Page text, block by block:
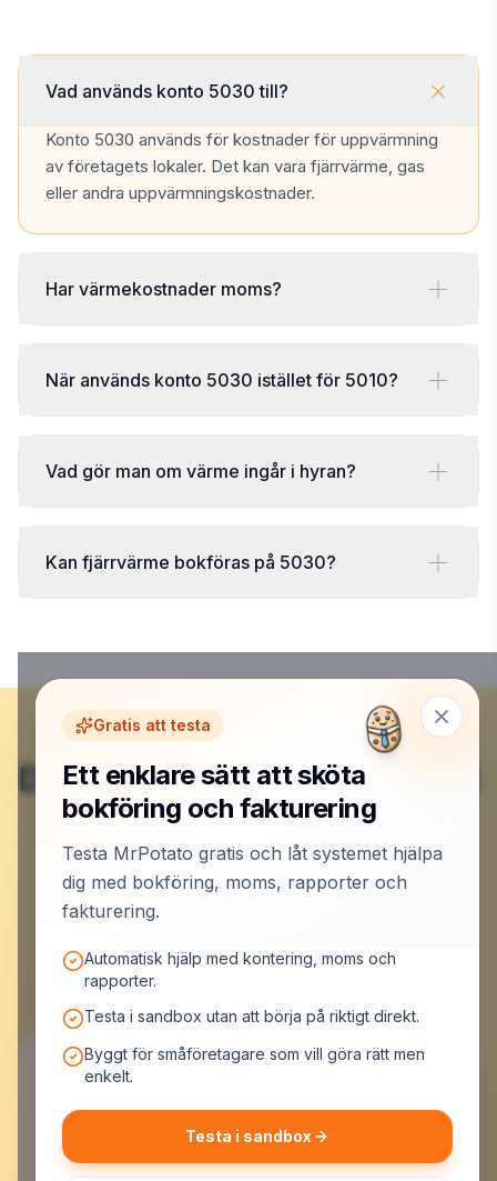
Vad används konto 5030 till?
Konto 5030 används för kostnader för uppvärmning
av företagets lokaler. Det kan vara fjärrvärme, gas
eller andra uppvärmningskostnader.
Har värmekostnader moms?
När används konto 5030 istället för 5010?
Vad gör man om värme ingår i hyran?
Kan fjärrvärme bokföras på 5030?
Gratis att testa
Ett enklare sätt att sköta
bokföring och fakturering
Testa MrPotato gratis och låt systemet hjälpa
dig med bokföring, moms, rapporter och
fakturering.
Automatisk hjälp med kontering, moms och
rapporter.
Testa i sandbox utan att börja på riktigt direkt.
Byggt för småföretagare som vill göra rätt men
enkelt.
Testa i sandbox
Du är klar här – nu börjar det
roliga.
Skapa konto och låt MrPotato jobba
MrPotato AB
Malmskillnadsgatan 44, 111 57 Stockholm